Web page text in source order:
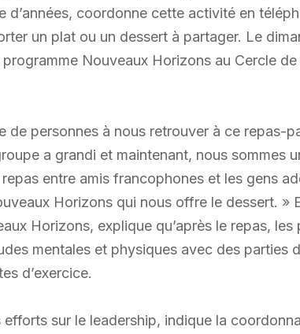
d’années, coordonne cette activité en
un plat ou un dessert à partager. Le
Nouveaux Horizons au Cercle de
de personnes à nous retrouver à ce repas-
a grandi et maintenant, nous sommes
entre amis francophones et les gens
Horizons qui nous offre le dessert. »
Horizons, explique qu’après le repas, les
mentales et physiques avec des parties
d’exercice.
sur le leadership, indique la